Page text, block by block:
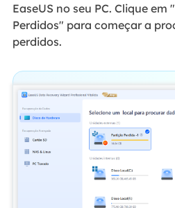
EaseUS no seu PC. Clique em
Perdidos" para começar a
perdidos.